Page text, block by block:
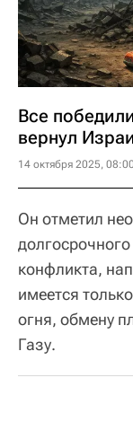
Все
вернул
14 октября 2025, 08:00
Он отметил
конфликта,
имеется
огня, обмену
Газу.